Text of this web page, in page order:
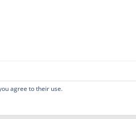
agree to their use.